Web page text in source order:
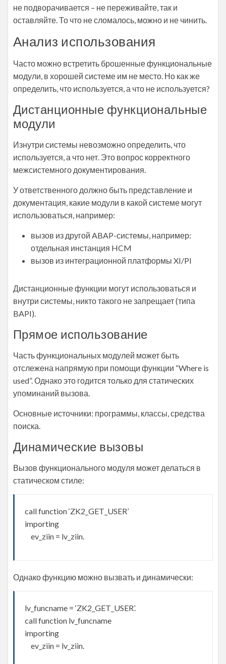
не подворачивается – не переживайте, так и
оставляйте. То что не сломалось, можно и не чинить.
Анализ использования
Часто можно встретить брошенные функциональные
модули, в хорошей системе им не место. Но как же
определить, что используется, а что не используется?
Дистанционные функциональные
модули
Изнутри системы невозможно определить, что
используется, а что нет. Это вопрос корректного
межсистемного документирования.
У ответственного должно быть представление и
документация, какие модули в какой системе могут
использоваться, например:
вызов из другой ABAP-системы, например:
отдельная инстанция HCM
вызов из интеграционной платформы XI/PI
Дистанционные функции могут использоваться и
внутри системы, никто такого не запрещает (типа
BAPI).
Прямое использование
Часть функциональных модулей может быть
отслежена напрямую при помощи функции “Where is
used”. Однако это годится только для статических
упоминаний вызова.
Основные источники: программы, классы, средства
поиска.
Динамические вызовы
Вызов функционального модуля может делаться в
статическом стиле:
call function ‘ZK2_GET_USER’
importing
ev_ziin = lv_ziin.
Однако функцию можно вызвать и динамически:
lv_funcname = ‘ZK2_GET_USER’.
call function lv_funcname
importing
ev_ziin = lv_ziin.